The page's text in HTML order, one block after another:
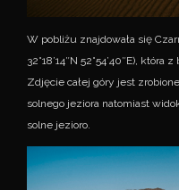
W pobliżu znajdowała się
32°18’14″N 52°54’40″E),
Zdjęcie całej góry jest
solnego jeziora natomiast
solne jezioro.